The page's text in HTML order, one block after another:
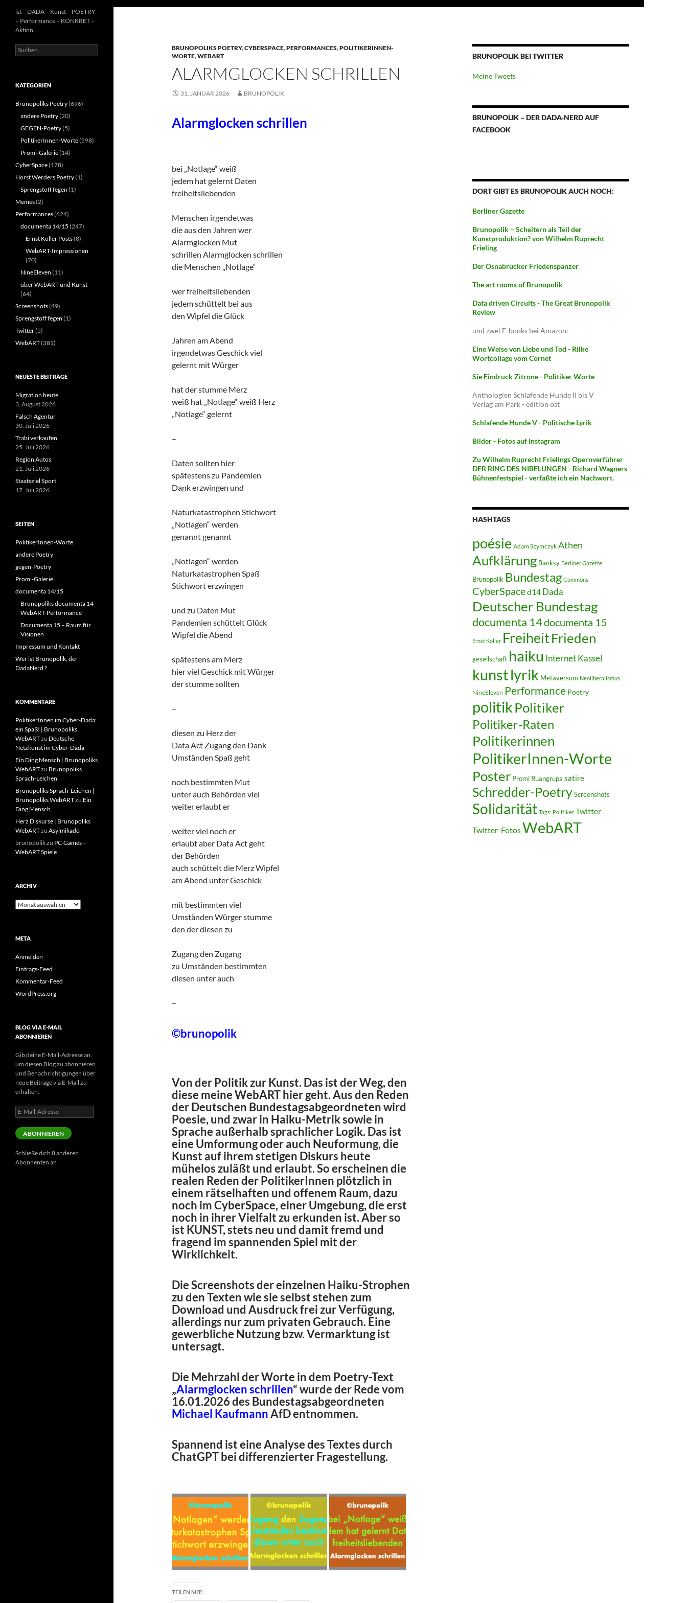
BRUNOPOLIKS POETRY,CYBERSPACE,PERFORMANCES,POLITIKERINNEN-
WORTE,WEBART
ALARMGLOCKEN SCHRILLEN
31. JANUAR 2026 BRUNOPOLIK
Alarmglocken schrillen
bei „Notlage“ weiß
jedem hat gelernt Daten
freiheitsliebenden
Menschen irgendetwas
die aus den Jahren wer
Alarmglocken Mut
schrillen Alarmglocken schrillen
die Menschen „Notlage“
wer freiheitsliebenden
jedem schüttelt bei aus
den Wipfel die Glück
Jahren am Abend
irgendetwas Geschick viel
gelernt mit Würger
hat der stumme Merz
weiß hat „Notlage“ weiß Herz
„Notlage“ gelernt
–
Daten sollten hier
spätestens zu Pandemien
Dank erzwingen und
Naturkatastrophen Stichwort
„Notlagen“ werden
genannt genannt
„Notlagen“ werden
Naturkatastrophen Spaß
Stichwort erzwingen
und zu Daten Mut
Pandemien schüttelt Glück
Wipfel die Abend
spätestens am Merz
hier viel Geschick mit Würger
der stumme sollten
–
diesen zu Herz der
Data Act Zugang den Dank
Umständen Spaß geht
noch bestimmten Mut
unter auch Behörden viel
weiter erlaubt er
weiter viel noch er
erlaubt aber Data Act geht
der Behörden
auch schüttelt die Merz Wipfel
am Abend unter Geschick
mit bestimmten viel
Umständen Würger stumme
den der diesen zu
Zugang den Zugang
zu Umständen bestimmten
diesen unter auch
–
©brunopolik
Von der Politik zur Kunst. Das ist der Weg, den
diese meine WebART hier geht. Aus den Reden
der Deutschen Bundestagsabgeordneten wird
Poesie, und zwar in Haiku-Metrik sowie in
Sprache außerhalb sprachlicher Logik. Das ist
eine Umformung oder auch Neuformung, die
Kunst auf ihrem stetigen Diskurs heute
mühelos zuläßt und erlaubt. So erscheinen die
realen Reden der PolitikerInnen plötzlich in
einem rätselhaften und offenem Raum, dazu
noch im CyberSpace, einer Umgebung, die erst
noch in ihrer Vielfalt zu erkunden ist. Aber so
ist KUNST, stets neu und damit fremd und
fragend im spannenden Spiel mit der
Wirklichkeit.
Die Screenshots der einzelnen Haiku-Strophen
zu den Texten wie sie selbst stehen zum
Download und Ausdruck frei zur Verfügung,
allerdings nur zum privaten Gebrauch. Eine
gewerbliche Nutzung bzw. Vermarktung ist
untersagt.
Die Mehrzahl der Worte in dem Poetry-Text
„Alarmglocken schrillen“ wurde der Rede vom
16.01.2026 des Bundestagsabgeordneten
Michael KaufmannAfD entnommen.
Spannend ist eine Analyse des Textes durch
ChatGPT bei differenzierter Fragestellung.
TEILEN MIT:
BRUNOPOLIK BEI TWITTER
Meine Tweets
BRUNOPOLIK – DER DADA-NERD AUF
FACEBOOK
DORT GIBT ES BRUNOPOLIK AUCH NOCH:
Berliner Gazette
Brunopolik – Scheitern als Teil der
Kunstproduktion? von Wilhelm Ruprecht
Frieling
Der Osnabrücker Friedenspanzer
The art rooms of Brunopolik
Data driven Circuits - The Great Brunopolik
Review
und zwei E-books bei Amazon:
Eine Weise von Liebe und Tod - Rilke
Wortcollage vom Cornet
Sie Eindruck Zitrone - Politiker Worte
Anthologien Schlafende Hunde II bis V
Verlag am Park - edition ost
Schlafende Hunde V - Politische Lyrik
Bilder - Fotos auf Instagram
Zu Wilhelm Ruprecht Frielings Opernverführer
DER RING DES NIBELUNGEN - Richard Wagners
Bühnenfestspiel - verfaßte ich ein Nachwort.
HASHTAGS
poésie Adam Szymczyk Athen
Aufklärung Banksy Berliner Gazette
Brunopolik Bundestag Commons
CyberSpaced14 Dada
Deutscher Bundestag
documenta 14documenta 15
Ernst Koller FreiheitFrieden
gesellschaft haiku InternetKassel
kunstlyrik Metaversum Neoliberalismus
NineEleven Performance Poetry
politikPolitiker
Politiker-Raten
Politikerinnen
PolitikerInnen-Worte
Poster Promi Ruangrupa satire
Schredder-PoetryScreenshots
Solidarität Tags: Politiker Twitter
Twitter-FotosWebART
ist – DADA – Kunst – POETRY
– Performance – KONKRET –
Aktion
Suchen
nach:
KATEGORIEN
Brunopoliks Poetry(696)
andere Poetry(20)
GEGEN-Poetry(5)
PolitikerInnen-Worte(598)
Promi-Galerie(14)
CyberSpace(178)
Horst Werders Poetry(1)
Sprengstoff fegen (1)
Memes(2)
Performances(624)
documenta 14/15 (247)
Ernst Koller Posts(8)
WebART-Impressionen
(70)
NineEleven (11)
über WebART und Kunst
(64)
Screenshots(49)
Sprengstoff fegen (1)
Twitter(5)
WebART(381)
NEUESTE BEITRÄGE
Migration heute
3. August 2026
Falsch Agentur
30. Juli 2026
Trabi verkaufen
25. Juli 2026
Region Autos
21. Juli 2026
Staatsziel Sport
17. Juli 2026
SEITEN
PolitikerInnen-Worte
andere Poetry
gegen-Poetry
Promi-Galerie
documenta 14/15
Brunopoliks documenta 14
WebART-Performance
Documenta 15 – Raum für
Visionen
Impressum und Kontakt
Wer ist Brunopolik, der
DadaNerd ?
KOMMENTARE
PolitikerInnen im Cyber-Dada:
ein Spaß! | Brunopoliks
WebARTzu Deutsche
Netzkunst im Cyber-Dada
Ein Ding Mensch | Brunopoliks
WebARTzu Brunopoliks
Sprach-Leichen
Brunopoliks Sprach-Leichen |
Brunopoliks WebARTzu Ein
Ding Mensch
Herz Diskurse | Brunopoliks
WebARTzu Asylmikado
brunopolikzu PC-Games –
WebART Spiele
ARCHIV
Archiv
META
Anmelden
Eintrags-Feed
Kommentar-Feed
WordPress.org
BLOG VIA E-MAIL
ABONNIEREN
Gib deine E-Mail-Adresse an,
um diesen Blog zu abonnieren
und Benachrichtigungen über
neue Beiträge via E-Mail zu
erhalten.
E-
Mail-
Adresse
ABONNIEREN
Schließe dich 8 anderen
Abonnenten an